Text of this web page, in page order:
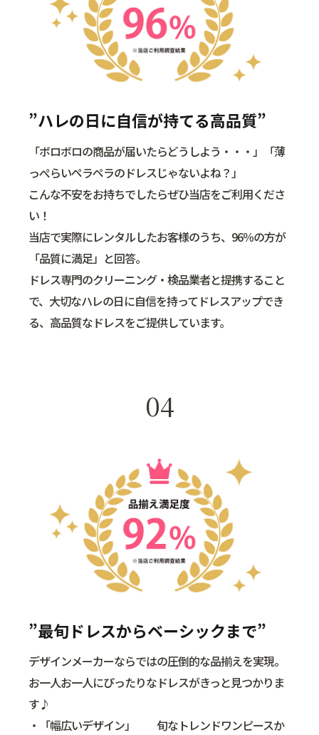
”ハレの日に自信が持てる高品質”
「ボロボロの商品が届いたらどうしよう・・・」「薄
っぺらいペラペラのドレスじゃないよね？」
こんな不安をお持ちでしたらぜひ当店をご利用くださ
い！
当店で実際にレンタルしたお客様のうち、96％の方が
「品質に満足」と回答。
ドレス専門のクリーニング・検品業者と提携すること
で、大切なハレの日に自信を持ってドレスアップでき
る、高品質なドレスをご提供しています。
04
”最旬ドレスからベーシックまで”
デザインメーカーならではの圧倒的な品揃えを実現。
お一人お一人にぴったりなドレスがきっと見つかりま
す♪
・「幅広いデザイン」 旬なトレンドワンピースか